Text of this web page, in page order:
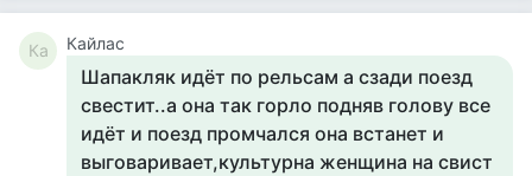
Ка Кайлас
Шапакляк идёт по рельсам а сзади поезд
свестит..а она так горло подняв голову все
идёт и поезд промчался она встанет и
выговаривает,культурна женщина на свист